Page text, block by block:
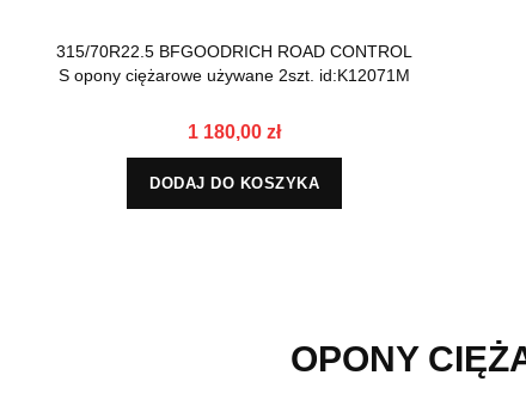
315/70R22.5 BFGOODRICH ROAD CONTROL
S opony ciężarowe używane 2szt. id:K12071M
1 180,00 zł
DODAJ DO KOSZYKA
OPONY